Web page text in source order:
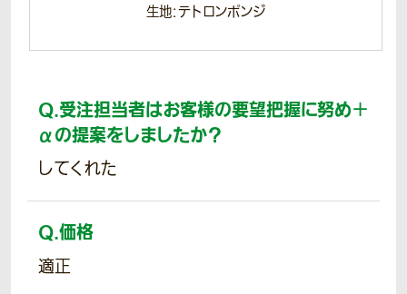
生地：テトロンポンジ
Q.受注担当者はお客様の要望把握に努め＋
αの提案をしましたか？
してくれた
Q.価格
適正